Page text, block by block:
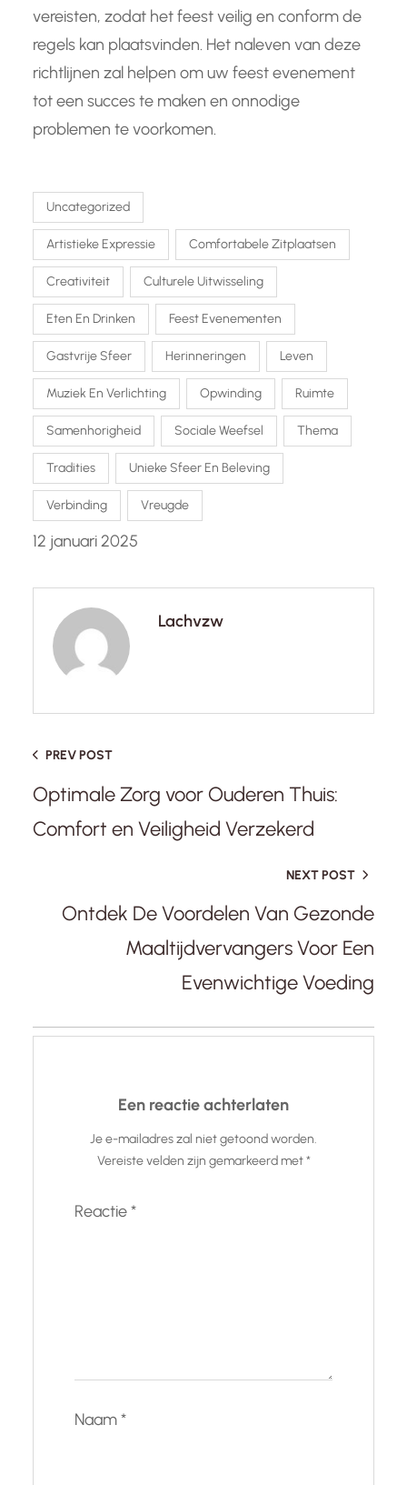
vereisten, zodat het feest veilig en conform de
regels kan plaatsvinden. Het naleven van deze
richtlijnen zal helpen om uw feest evenement
tot een succes te maken en onnodige
problemen te voorkomen.
Uncategorized
Artistieke Expressie Comfortabele Zitplaatsen
Creativiteit Culturele Uitwisseling
Eten En Drinken Feest Evenementen
Gastvrije Sfeer Herinneringen Leven
Muziek En Verlichting Opwinding Ruimte
Samenhorigheid Sociale Weefsel Thema
Tradities Unieke Sfeer En Beleving
Verbinding Vreugde
12 januari 2025
Lachvzw
PREV POST
Optimale Zorg voor Ouderen Thuis:
Comfort en Veiligheid Verzekerd
NEXT POST
Ontdek De Voordelen Van Gezonde
Maaltijdvervangers Voor Een
Evenwichtige Voeding
Een reactie achterlaten
Je e-mailadres zal niet getoond worden.
Vereiste velden zijn gemarkeerd met*
Reactie*
Naam*